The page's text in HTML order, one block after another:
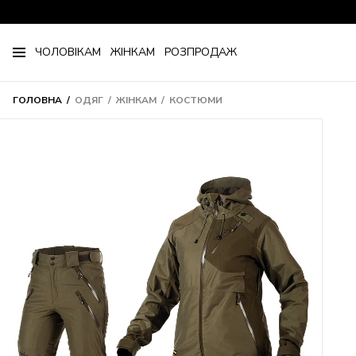
ЧОЛОВІКАМ ЖІНКАМ РОЗПРОДАЖ
ГОЛОВНА ОДЯГ ЖІНКАМ КОСТЮМИ